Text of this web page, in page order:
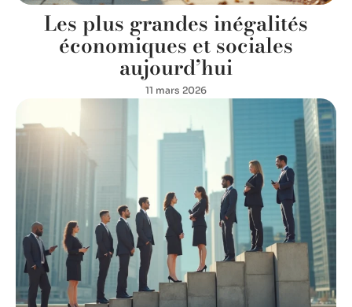
Les plus grandes inégalités
économiques et sociales
aujourd’hui
11 mars 2026